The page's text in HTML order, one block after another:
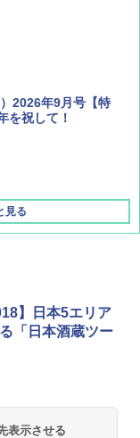
2026年9月号【特
を祝して！
見る
マイ タイ北部の魅
球の歩き方D アジア
ン 山善] ポップアッ
て畳める パッとサ
ブ フルクローズ メ
チテント キャンプ
150(KH)
ピーク) 着替えテン
ロ ドーム 1 EX BDK
プ ポリエステル フ
凍 空間倍増 衛生的
ち
】日本5エリア
「日本酒蔵ツー
表示させる